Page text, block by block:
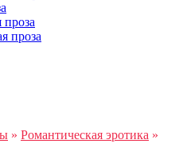
проза
» Романтическая эротика »